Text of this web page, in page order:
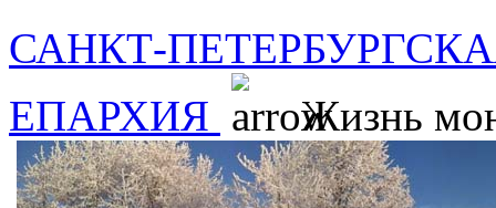
САНКТ-
ЕПАРХИЯ
Жизнь